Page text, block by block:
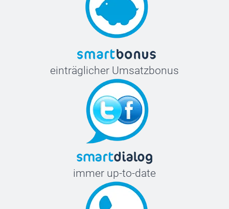
einträglicher Umsatzbonus
immer up-to-date